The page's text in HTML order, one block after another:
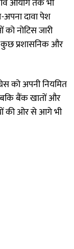
दावा पेश
नोटिस जारी
प्रशासनिक और
को अपनी नियमित
बैंक खातों और
की ओर से आगे भी